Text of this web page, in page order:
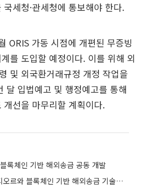
세청·관세청에 통보해야 한다.
ORIS 가동 시점에 개편된 무증빙
를 도입할 예정이다. 이를 위해 외
및 외국환거래규정 개정 작업을
달 입법예고 및 행정예고를 통해
개선을 마무리할 계획이다.
록체인 기반 해외송금 공동 개발
NH농협은행, 파티오르와 블록체인 기반 해외송금 기술검증 완료